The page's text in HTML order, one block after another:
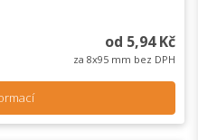
od 5,94 Kč
za 8x95 mm bez DPH